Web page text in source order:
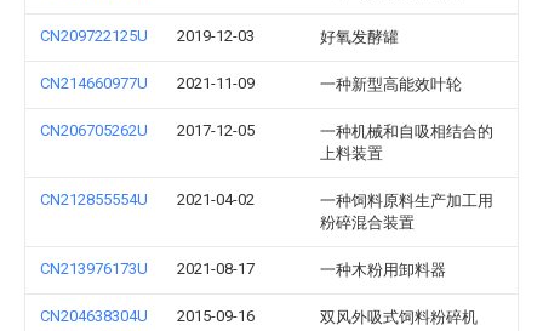
CN209722125U 2019-12-03 好氧发酵罐
CN214660977U 2021-11-09 一种新型高能效叶轮
CN206705262U 2017-12-05
一种机械和自吸相结合的
上料装置
CN212855554U 2021-04-02
一种饲料原料生产加工用
粉碎混合装置
CN213976173U 2021-08-17 一种木粉用卸料器
CN204638304U 2015-09-16 双风外吸式饲料粉碎机